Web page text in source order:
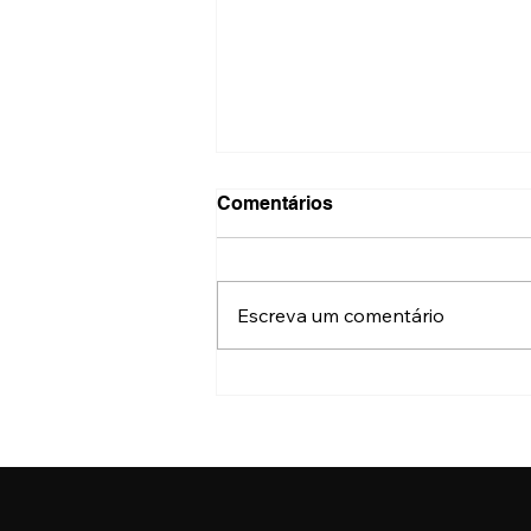
Comentários
Escreva um comentário